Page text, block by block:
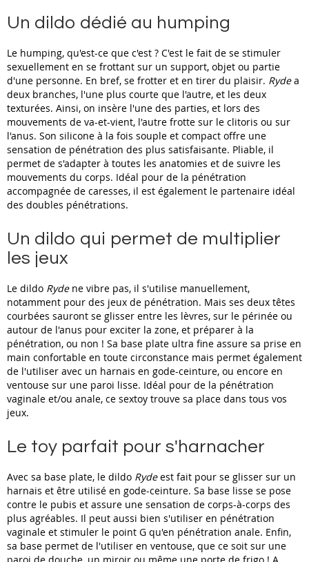
Un dildo dédié au humping
Le humping, qu'est-ce que c'est ? C'est le fait de se stimuler
sexuellement en se frottant sur un support, objet ou partie
d'une personne. En bref, se frotter et en tirer du plaisir. Rydea
deux branches, l'une plus courte que l'autre, et les deux
texturées. Ainsi, on insère l'une des parties, et lors des
mouvements de va-et-vient, l'autre frotte sur le clitoris ou sur
l'anus. Son silicone à la fois souple et compact offre une
sensation de pénétration des plus satisfaisante. Pliable, il
permet de s'adapter à toutes les anatomies et de suivre les
mouvements du corps. Idéal pour de la pénétration
accompagnée de caresses, il est également le partenaire idéal
des doubles pénétrations.
Un dildo qui permet de multiplier
les jeux
Le dildo Ryde ne vibre pas, il s'utilise manuellement,
notamment pour des jeux de pénétration. Mais ses deux têtes
courbées sauront se glisser entre les lèvres, sur le périnée ou
autour de l'anus pour exciter la zone, et préparer à la
pénétration, ou non ! Sa base plate ultra fine assure sa prise en
main confortable en toute circonstance mais permet également
de l'utiliser avec un harnais en gode-ceinture, ou encore en
ventouse sur une paroi lisse. Idéal pour de la pénétration
vaginale et/ou anale, ce sextoy trouve sa place dans tous vos
jeux.
Le toy parfait pour s'harnacher
Avec sa base plate, le dildo Rydeest fait pour se glisser sur un
harnais et être utilisé en gode-ceinture. Sa base lisse se pose
contre le pubis et assure une sensation de corps-à-corps des
plus agréables. Il peut aussi bien s'utiliser en pénétration
vaginale et stimuler le point G qu'en pénétration anale. Enfin,
sa base permet de l'utiliser en ventouse, que ce soit sur une